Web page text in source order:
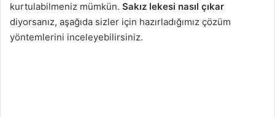
kurtulabilmeniz mümkün. Sakız lekesi nasıl çıkar
diyorsanız, aşağıda sizler için hazırladığımız çözüm
yöntemlerini inceleyebilirsiniz.